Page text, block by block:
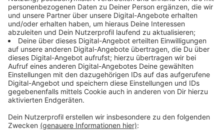
Straße, Berliner Straße und Bockumer Platz. Laut
Stadt wohnen hier viele Menschen, es gibt Schulen
und den Zoo - dadurch sei der Energieverbrauch recht
hoch und das Gebiet für die kommunale Wärmeplanung
ideal. Bürger sollen in den Prozess mit eingebunden
werden. Es gehe dabei aber nicht um Verbote, sondern
um Chancen, so die Politiker. Das Projekt im
Zooquartier soll dann später als Grundlage für die
weitere Wärmeplanung in Krefeld dienen.
Anzeige